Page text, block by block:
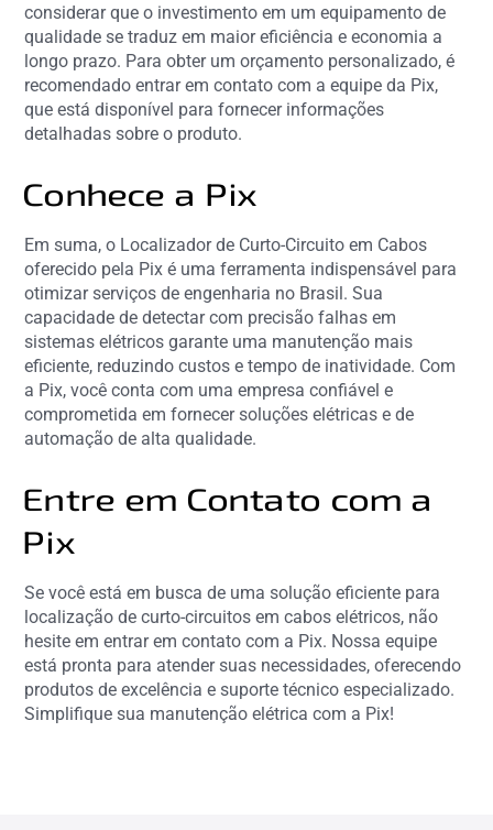
considerar que o investimento em um equipamento de
qualidade se traduz em maior eficiência e economia a
longo prazo. Para obter um orçamento personalizado, é
recomendado entrar em contato com a equipe da Pix,
que está disponível para fornecer informações
detalhadas sobre o produto.
Conhece a Pix
Em suma, o Localizador de Curto-Circuito em Cabos
oferecido pela Pix é uma ferramenta indispensável para
otimizar serviços de engenharia no Brasil. Sua
capacidade de detectar com precisão falhas em
sistemas elétricos garante uma manutenção mais
eficiente, reduzindo custos e tempo de inatividade. Com
a Pix, você conta com uma empresa confiável e
comprometida em fornecer soluções elétricas e de
automação de alta qualidade.
Entre em Contato com a
Pix
Se você está em busca de uma solução eficiente para
localização de curto-circuitos em cabos elétricos, não
hesite em entrar em contato com a Pix. Nossa equipe
está pronta para atender suas necessidades, oferecendo
produtos de excelência e suporte técnico especializado.
Simplifique sua manutenção elétrica com a Pix!